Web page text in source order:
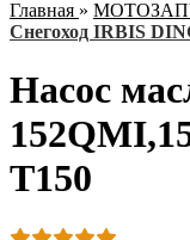
Главная »
Снегоход IRBIS
Насос
T150